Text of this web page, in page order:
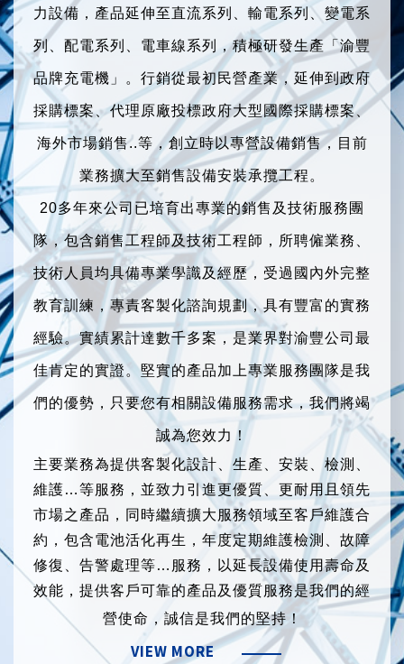
力設備，產品延伸至直流系列、輸電系列、變電系
列、配電系列、電車線系列，積極研發生產「渝豐
品牌充電機」。行銷從最初民營產業，延伸到政府
採購標案、代理原廠投標政府大型國際採購標案、
海外市場銷售..等，創立時以專營設備銷售，目前
業務擴大至銷售設備安裝承攬工程。
20多年來公司已培育出專業的銷售及技術服務團
隊，包含銷售工程師及技術工程師，所聘僱業務、
技術人員均具備專業學識及經歷，受過國內外完整
教育訓練，專責客製化諮詢規劃，具有豐富的實務
經驗。實績累計達數千多案，是業界對渝豐公司最
佳肯定的實證。堅實的產品加上專業服務團隊是我
們的優勢，只要您有相關設備服務需求，我們將竭
誠為您效力！
主要業務為提供客製化設計、生產、安裝、檢測、
維護…等服務，並致力引進更優質、更耐用且領先
市場之產品，同時繼續擴大服務領域至客戶維護合
約，包含電池活化再生，年度定期維護檢測、故障
修復、告警處理等…服務，以延長設備使用壽命及
效能，提供客戶可靠的產品及優質服務是我們的經
營使命，誠信是我們的堅持！
VIEW MORE